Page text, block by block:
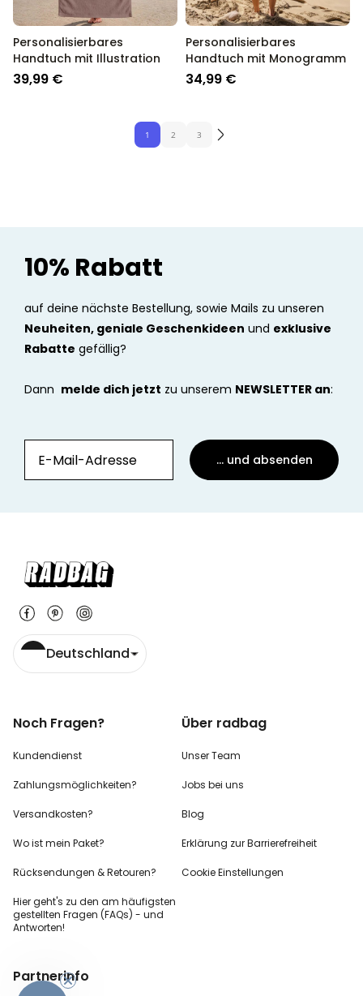
Personalisierbares
Handtuch mit Illustration
39,99 €
Personalisierbares
Handtuch mit Monogramm
34,99 €
1 2 3
10% Rabatt
auf deine nächste Bestellung, sowie Mails zu unseren
Neuheiten, geniale Geschenkideen und exklusive
Rabatte gefällig?
Dann melde dich jetzt zu unserem NEWSLETTER an:
... und absenden
Deutschland
Noch Fragen?
Kundendienst
Zahlungsmöglichkeiten?
Versandkosten?
Wo ist mein Paket?
Rücksendungen & Retouren?
Hier geht's zu den am häufigsten
gestellten Fragen (FAQs) - und
Antworten!
Über radbag
Unser Team
Jobs bei uns
Blog
Erklärung zur Barrierefreiheit
Cookie Einstellungen
Partnerinfo